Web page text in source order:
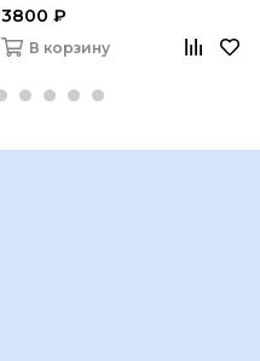
3800 ₽
В корзину